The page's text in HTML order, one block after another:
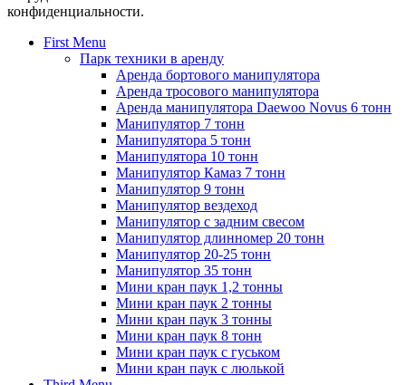
конфиденциальности.
First Menu
Парк техники в аренду
Аренда бортового манипулятора
Аренда тросового манипулятора
Аренда манипулятора Daewoo Novus 6 тонн
Манипулятор 7 тонн
Манипулятора 5 тонн
Манипулятора 10 тонн
Манипулятор Камаз 7 тонн
Манипулятор 9 тонн
Манипулятор вездеход
Манипулятор с задним свесом
Манипулятор длинномер 20 тонн
Манипулятор 20-25 тонн
Манипулятор 35 тонн
Мини кран паук 1,2 тонны
Мини кран паук 2 тонны
Мини кран паук 3 тонны
Мини кран паук 8 тонн
Мини кран паук с гуськом
Мини кран паук с люлькой